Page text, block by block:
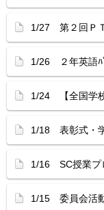
1/27 第２回Ｐ
1/26 ２年英語ﾊ
1/24 【全国学
1/18 表彰式・
1/16 SC授業プ
1/15 委員会活